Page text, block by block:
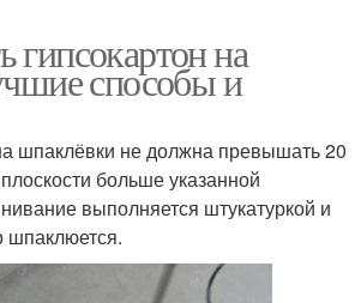
гипсокартон на
способы и
шпаклёвки не должна превышать 20
больше указанной
выполняется штукатуркой и
шпаклюется.